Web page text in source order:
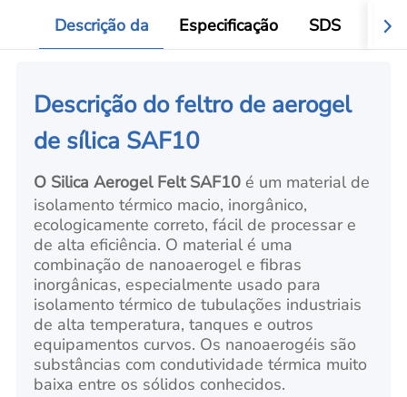
Descrição da Especificação SDS
Descrição do feltro de aerogel
de sílica SAF10
O Silica Aerogel Felt SAF10 é um material de
isolamento térmico macio, inorgânico,
ecologicamente correto, fácil de processar e
de alta eficiência. O material é uma
combinação de nanoaerogel e fibras
inorgânicas, especialmente usado para
isolamento térmico de tubulações industriais
de alta temperatura, tanques e outros
equipamentos curvos. Os nanoaerogéis são
substâncias com condutividade térmica muito
baixa entre os sólidos conhecidos.